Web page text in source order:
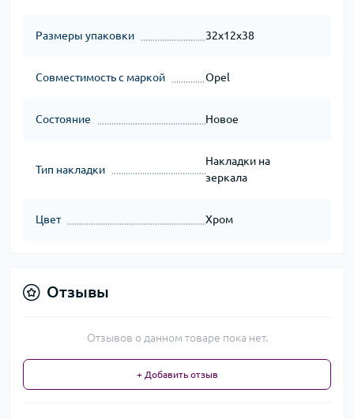
Размеры упаковки 32x12x38
Совместимость с маркой Opel
Состояние Новое
Тип накладки
Накладки на
зеркала
Цвет Хром
Отзывы
Отзывов о данном товаре пока нет.
+ Добавить отзыв